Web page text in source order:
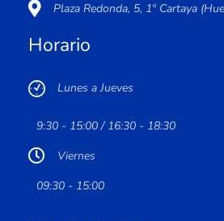
Plaza Redonda, 5, 1º Cartaya
Horario
Lunes a Jueves
9:30 - 15:00 / 16:30 - 18:30
Viernes
09:30 - 15:00